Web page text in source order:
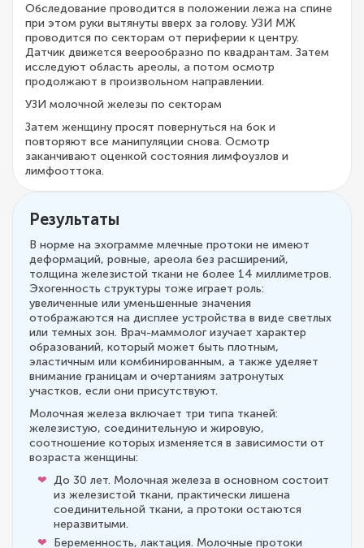
Обследование проводится в положении лежа на спине
при этом руки вытянуты вверх за голову. УЗИ МЖ
проводится по секторам от периферии к центру.
Датчик движется веерообразно по квадрантам. Затем
исследуют область ареолы, а потом осмотр
продолжают в произвольном направлении.
УЗИ молочной железы по секторам
Затем женщину просят повернуться на бок и
повторяют все манипуляции снова. Осмотр
заканчивают оценкой состояния лимфоузлов и
лимфооттока.
Результаты
В норме на эхограмме млечные протоки не имеют
деформаций, ровные, ареола без расширений,
толщина железистой ткани не более 14 миллиметров.
Эхогенность структуры тоже играет роль:
увеличенные или уменьшенные значения
отображаются на дисплее устройства в виде светлых
или темных зон. Врач-маммолог изучает характер
образований, который может быть плотным,
эластичным или комбинированным, а также уделяет
внимание границам и очертаниям затронутых
участков, если они присутствуют.
Молочная железа включает три типа тканей:
железистую, соединительную и жировую,
соотношение которых изменяется в зависимости от
возраста женщины:
До 30 лет. Молочная железа в основном состоит
из железистой ткани, практически лишена
соединительной ткани, а протоки остаются
неразвитыми.
Беременность, лактация. Молочные протоки